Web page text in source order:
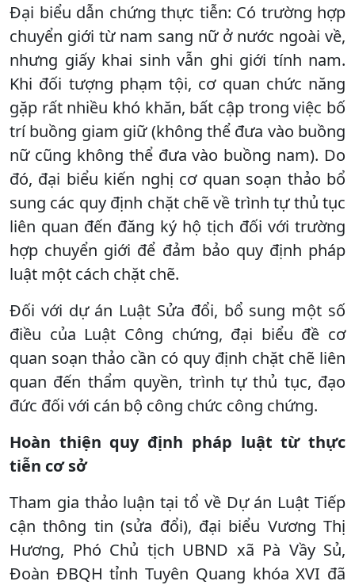
Đại biểu dẫn chứng thực tiễn: Có trường hợp
chuyển giới từ nam sang nữ ở nước ngoài về,
nhưng giấy khai sinh vẫn ghi giới tính nam.
Khi đối tượng phạm tội, cơ quan chức năng
gặp rất nhiều khó khăn, bất cập trong việc bố
trí buồng giam giữ (không thể đưa vào buồng
nữ cũng không thể đưa vào buồng nam). Do
đó, đại biểu kiến nghị cơ quan soạn thảo bổ
sung các quy định chặt chẽ về trình tự thủ tục
liên quan đến đăng ký hộ tịch đối với trường
hợp chuyển giới để đảm bảo quy định pháp
luật một cách chặt chẽ.
Đối với dự án Luật Sửa đổi, bổ sung một số
điều của Luật Công chứng, đại biểu đề cơ
quan soạn thảo cần có quy định chặt chẽ liên
quan đến thẩm quyền, trình tự thủ tục, đạo
đức đối với cán bộ công chức công chứng.
Hoàn thiện quy định pháp luật từ thực
tiễn cơ sở
Tham gia thảo luận tại tổ về Dự án Luật Tiếp
cận thông tin (sửa đổi), đại biểu Vương Thị
Hương, Phó Chủ tịch UBND xã Pà Vầy Sủ,
Đoàn ĐBQH tỉnh Tuyên Quang khóa XVI đã